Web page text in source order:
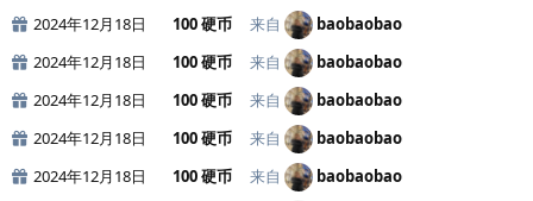
2024年12月18日
100 硬币 来自
baobaobao
2024年12月18日
100 硬币 来自
baobaobao
2024年12月18日
100 硬币 来自
baobaobao
2024年12月18日
100 硬币 来自
baobaobao
2024年12月18日
100 硬币 来自
baobaobao